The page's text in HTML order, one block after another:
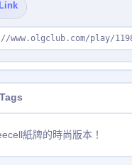
www.olgclub.com/play/
Tags
紙牌的時尚版本！